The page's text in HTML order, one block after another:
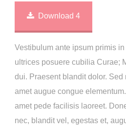
Download 4
Vestibulum ante ipsum primis
ultrices posuere cubilia Curae;
dui. Praesent blandit dolor. Sed
amet augue congue
amet pede facilisis laoreet.
nec, blandit vel, egestas et,